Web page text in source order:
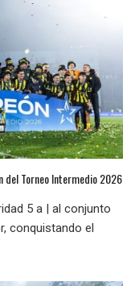
del Torneo Intermedio 2026
5 a | al conjunto
conquistando el